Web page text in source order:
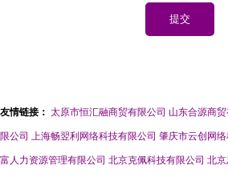
友情链接： 太原市恒汇融商贸有限公司 山东合源商
限公司 上海畅翌利网络科技有限公司 肇庆市云创网
富人力资源管理有限公司 北京克佩科技有限公司 北